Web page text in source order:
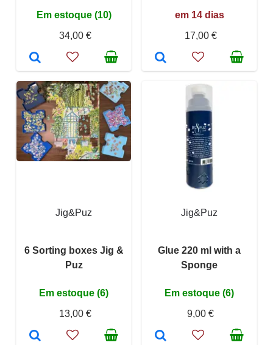
Em estoque (10)
34,00 €
em 14 dias
17,00 €
Jig&Puz
6 Sorting boxes Jig &
Puz
Em estoque (6)
13,00 €
Jig&Puz
Glue 220 ml with a
Sponge
Em estoque (6)
9,00 €